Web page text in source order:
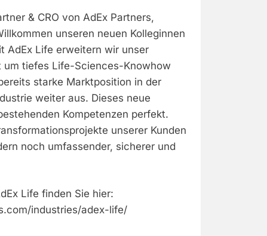
& CRO von AdEx Partners,
unseren neuen Kolleginnen
AdEx Life erweitern wir unser
um tiefes Life-Sciences-Knowhow
starke Marktposition in der
weiter aus. Dieses neue
Kompetenzen perfekt.
unserer Kunden
noch umfassender, sicherer und
Life finden Sie hier:
industries/adex-life/